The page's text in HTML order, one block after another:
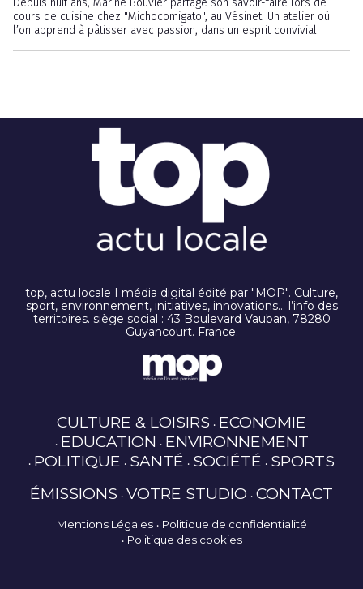
Depuis huit ans, Marine Bouvier partage son savoir-faire lors de
cours de cuisine chez "Michocomigato", au Vésinet. Un atelier où
l’on apprend à pâtisser avec passion, dans un esprit convivial.
top, actu locale I média digital édité par "MOP". Culture,
sport, environnement, initiatives, innovations… l’info des
territoires. siège social : 43 Boulevard Vauban, 78280
Guyancourt. France.
CULTURE & LOISIRS ECONOMIE
EDUCATION ENVIRONNEMENT
POLITIQUE SANTÉ SOCIÉTÉ SPORTS
ÉMISSIONS VOTRE STUDIO CONTACT
Mentions Légales
Politique de confidentialité
Politique des cookies